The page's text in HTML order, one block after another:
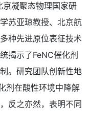
凝聚态物理国家研
苏亚琼教授、北京航
种先进原位表征技术
揭示了FeNC催化剂
。研究团队创新性地
剂在酸性环境中降解
反之亦然，表明不同